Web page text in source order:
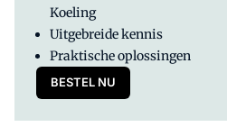
Koeling
Uitgebreide kennis
Praktische oplossingen
BESTEL NU